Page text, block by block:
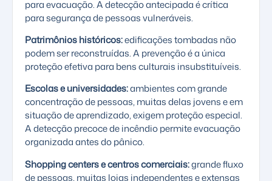
para evacuação. A detecção antecipada é crítica
para segurança de pessoas vulneráveis.
Patrimônios históricos:edificações tombadas não
podem ser reconstruídas. A prevenção é a única
proteção efetiva para bens culturais insubstituíveis.
Escolas e universidades:ambientes com grande
concentração de pessoas, muitas delas jovens e em
situação de aprendizado, exigem proteção especial.
A detecção precoce de incêndio permite evacuação
organizada antes do pânico.
Shopping centers e centros comerciais:grande fluxo
de pessoas, muitas lojas independentes e extensas